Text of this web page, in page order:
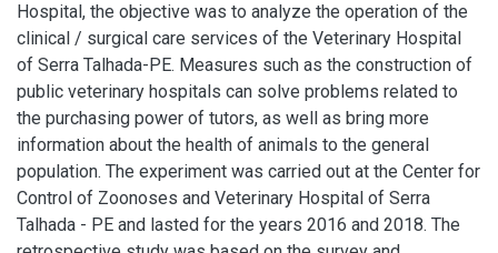
Hospital, the objective was to analyze the operation of the
clinical / surgical care services of the Veterinary Hospital
of Serra Talhada-PE. Measures such as the construction of
public veterinary hospitals can solve problems related to
the purchasing power of tutors, as well as bring more
information about the health of animals to the general
population. The experiment was carried out at the Center for
Control of Zoonoses and Veterinary Hospital of Serra
Talhada - PE and lasted for the years 2016 and 2018. The